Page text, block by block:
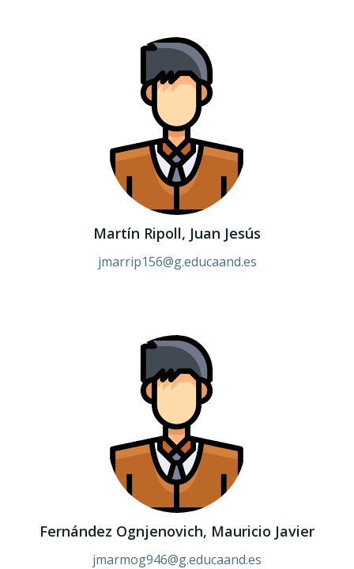
Martín Ripoll, Juan Jesús
jmarrip156@g.educaand.es
Fernández Ognjenovich, Mauricio Javier
jmarmog946@g.educaand.es